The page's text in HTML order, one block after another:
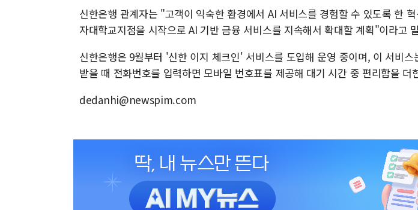
신한은행 관계자는 "고객이 익숙한 환경에서 AI 서비스를 경험할 수 있도록 한
자대학교지점을 시작으로 AI 기반 금융 서비스를 지속해서 확대할 계획"이라고
신한은행은 9월부터 '신한 이지 체크인' 서비스를 도입해 운영 중이며, 이 서비스
받을 때 전화번호를 입력하면 모바일 번호표를 제공해 대기 시간 중 편리함을 더
dedanhi@newspim.com